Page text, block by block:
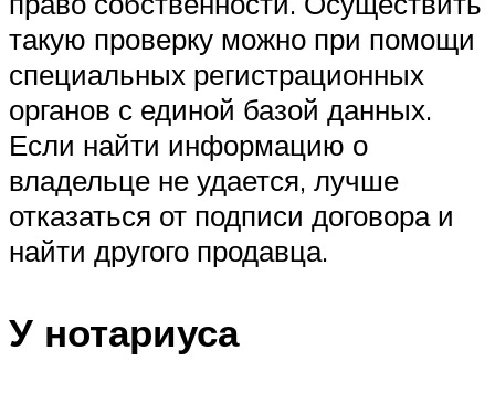
такую проверку можно при помощи
специальных регистрационных
органов с единой базой данных.
Если найти информацию о
владельце не удается, лучше
отказаться от подписи договора и
найти другого продавца.
У нотариуса